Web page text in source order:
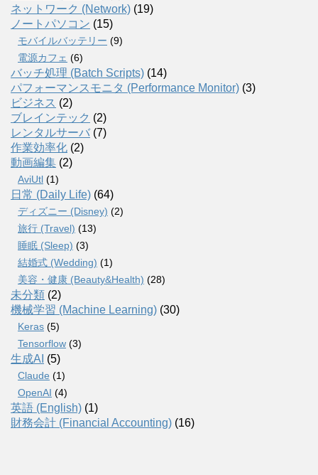
ネットワーク (Network) (19)
ノートパソコン (15)
モバイルバッテリー (9)
電源カフェ (6)
バッチ処理 (Batch Scripts) (14)
パフォーマンスモニタ (Performance Monitor) (3)
ビジネス (2)
ブレインテック (2)
レンタルサーバ (7)
作業効率化 (2)
動画編集 (2)
AviUtl (1)
日常 (Daily Life) (64)
ディズニー (Disney) (2)
旅行 (Travel) (13)
睡眠 (Sleep) (3)
結婚式 (Wedding) (1)
美容・健康 (Beauty&Health) (28)
未分類 (2)
機械学習 (Machine Learning) (30)
Keras (5)
Tensorflow (3)
生成AI (5)
Claude (1)
OpenAI (4)
英語 (English) (1)
財務会計 (Financial Accounting) (16)